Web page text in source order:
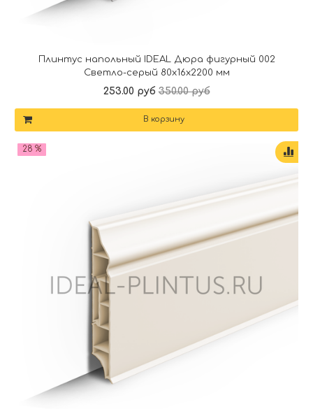
Плинтус напольный IDEAL Дюра фигурный 002
Светло-серый 80x16x2200 мм
253.00 руб 350.00 руб
В корзину
28 %